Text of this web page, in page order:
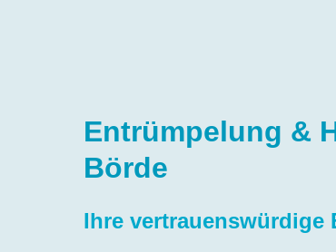
Entrümpelung &
Börde
Ihre vertrauenswürdige